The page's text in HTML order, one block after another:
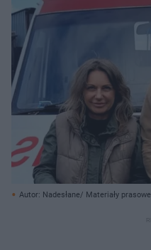
Autor: Nadesłane/ Materiały prasowe